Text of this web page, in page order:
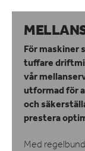
För maskiner
tuffare
vår
utformad för
och
prestera
Med